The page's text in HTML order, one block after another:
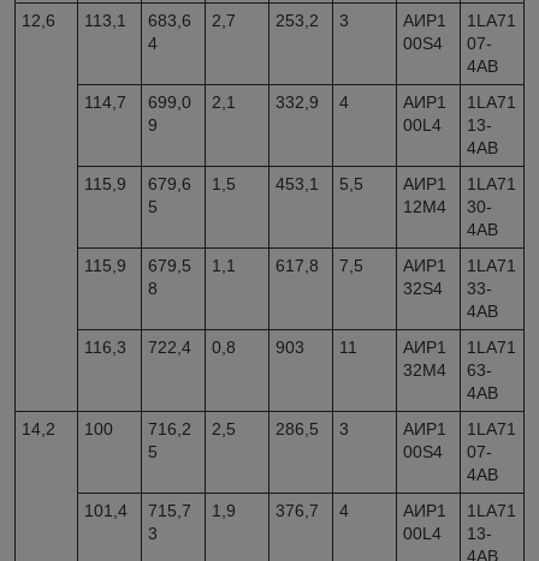
12,6
113,1
683,6
4
2,7 253,2 3
АИР1
00S4
1LA71
07-
4AB
114,7
699,0
9
2,1 332,9 4
АИР1
00L4
1LA71
13-
4AB
115,9
679,6
5
1,5 453,1 5,5
АИР1
12M4
1LA71
30-
4AB
115,9
679,5
8
1,1 617,8 7,5
АИР1
32S4
1LA71
33-
4AB
116,3
722,4 0,8 903 11
АИР1
32M4
1LA71
63-
4AB
14,2
100
716,2
5
2,5 286,5 3
АИР1
00S4
1LA71
07-
4AB
101,4
715,7
3
1,9 376,7 4
АИР1
00L4
1LA71
13-
4AB